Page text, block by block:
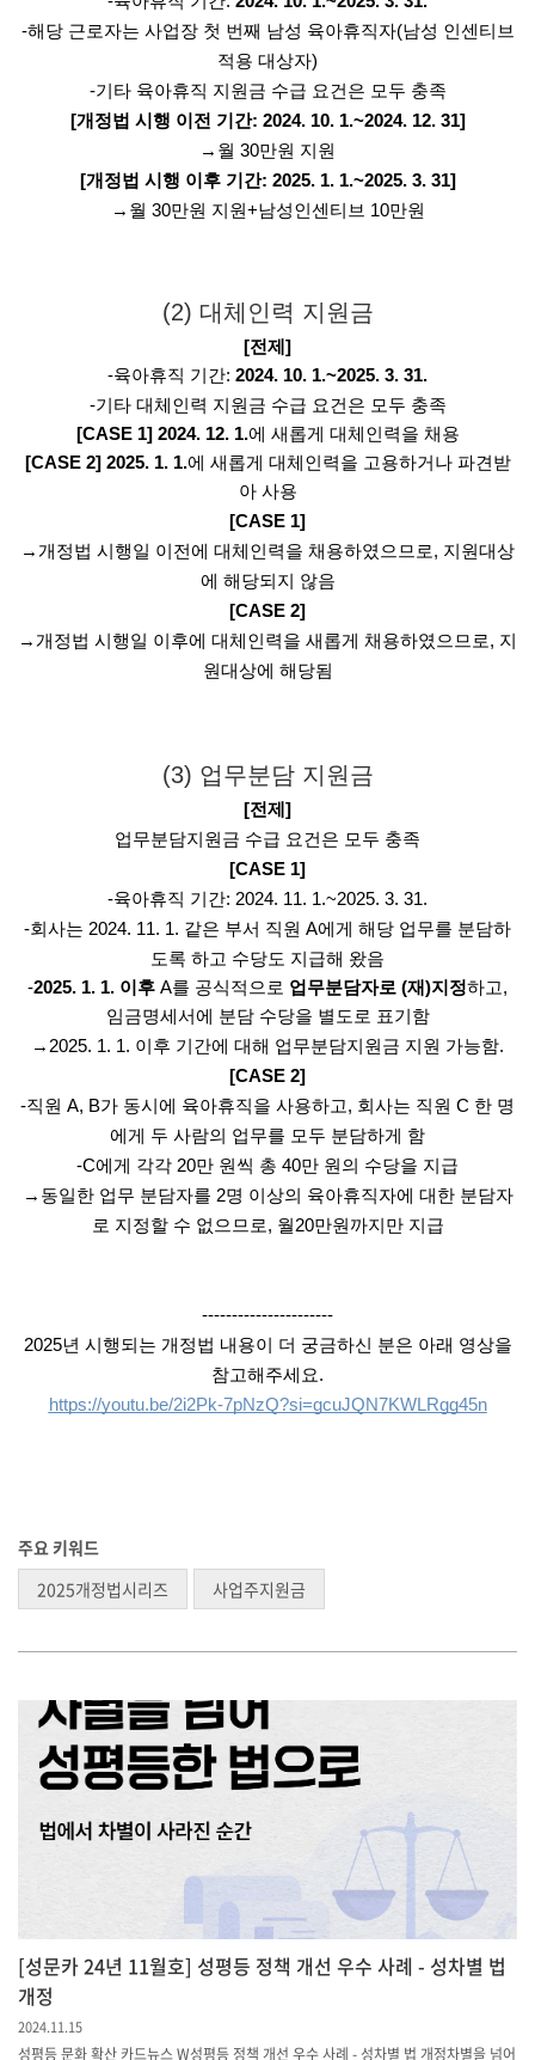
-해당 근로자는 사업장 첫 번째 남성 육아휴직자(남성 인센티브
적용 대상자)
-기타 육아휴직 지원금 수급 요건은 모두 충족
[개정법 시행 이전 기간: 2024. 10. 1.~2024. 12. 31]
→월 30만원 지원
[개정법 시행 이후 기간: 2025. 1. 1.~2025. 3. 31]
→월 30만원 지원+남성인센티브 10만원
(2) 대체인력 지원금
[전제]
-육아휴직 기간: 2024. 10. 1.~2025. 3. 31.
-기타 대체인력 지원금 수급 요건은 모두 충족
[CASE 1] 2024. 12. 1.에 새롭게 대체인력을 채용
[CASE 2] 2025. 1. 1.에 새롭게 대체인력을 고용하거나 파견받
아 사용
[CASE 1]
→개정법 시행일 이전에 대체인력을 채용하였으므로, 지원대상
에 해당되지 않음
[CASE 2]
→개정법 시행일 이후에 대체인력을 새롭게 채용하였으므로, 지
원대상에 해당됨
(3) 업무분담 지원금
[전제]
업무분담지원금 수급 요건은 모두 충족
[CASE 1]
-육아휴직 기간: 2024. 11. 1.~2025. 3. 31.
-회사는 2024. 11. 1. 같은 부서 직원 A에게 해당 업무를 분담하
도록 하고 수당도 지급해 왔음
-2025. 1. 1. 이후 A를 공식적으로 업무분담자로 (재)지정하고,
임금명세서에 분담 수당을 별도로 표기함
→2025. 1. 1. 이후 기간에 대해 업무분담지원금 지원 가능함.
[CASE 2]
-직원 A, B가 동시에 육아휴직을 사용하고, 회사는 직원 C 한 명
에게 두 사람의 업무를 모두 분담하게 함
-C에게 각각 20만 원씩 총 40만 원의 수당을 지급
→동일한 업무 분담자를 2명 이상의 육아휴직자에 대한 분담자
로 지정할 수 없으므로, 월20만원까지만 지급
----------------------
2025년 시행되는 개정법 내용이 더 궁금하신 분은 아래 영상을
참고해주세요.
https://youtu.be/2i2Pk-7pNzQ?si=gcuJQN7KWLRgg45n
주요 키워드
2025개정법시리즈
사업주지원금
[성문카 24년 11월호] 성평등 정책 개선 우수 사례 - 성차별 법
개정
2024.11.15
성평등 문화 확산 카드뉴스 W성평등 정책 개선 우수 사례 - 성차별 법 개정차별을 넘어